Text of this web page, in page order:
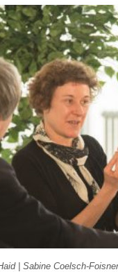
| Sabine Coelsch-